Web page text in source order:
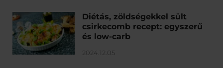
Diétás, zöldségekkel sült
csirkecomb recept: egyszerű
és low-carb
2024.12.05